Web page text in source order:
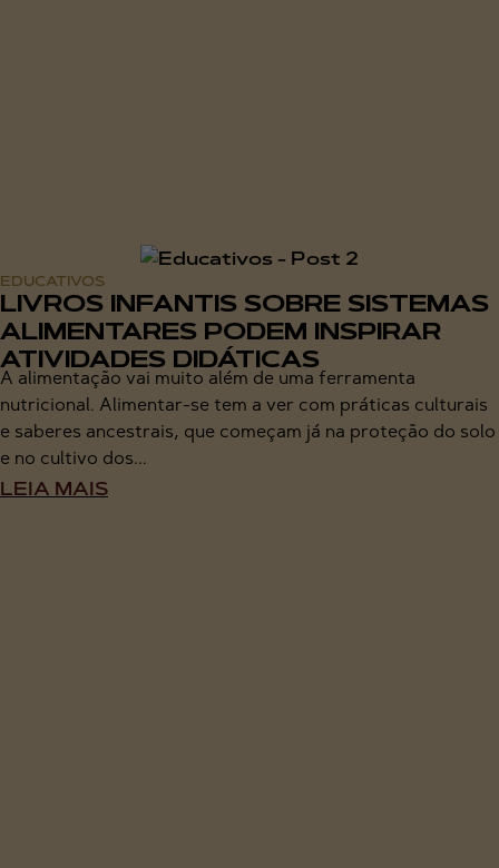
EDUCATIVOS
LIVROS INFANTIS SOBRE SISTEMAS
ALIMENTARES PODEM INSPIRAR
ATIVIDADES DIDÁTICAS
A alimentação vai muito além de uma ferramenta
nutricional. Alimentar-se tem a ver com práticas culturais
e saberes ancestrais, que começam já na proteção do solo
e no cultivo dos...
LEIA MAIS